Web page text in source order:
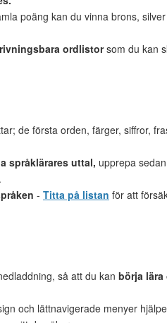
poäng kan du vinna brons,
ordlistorsom du kan
de första orden, färger, siffror,
språklärares uttal, upprepa
- Titta på listan för att
så att du kan börja lära
och lättnavigerade menyer